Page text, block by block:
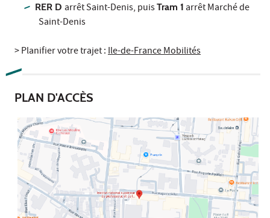
RER Darrêt Saint-Denis, puisTram 1 arrêt Marché de
Saint-Denis
> Planifier votre trajet :Ile-de-France Mobilités
PLAN D'ACCÈS